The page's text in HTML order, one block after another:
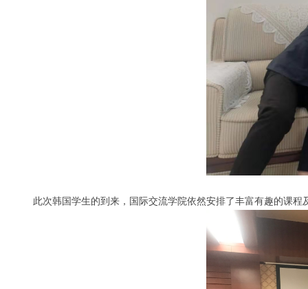
此次韩国学生的到来，国际交流学院依然安排了丰富有趣的课